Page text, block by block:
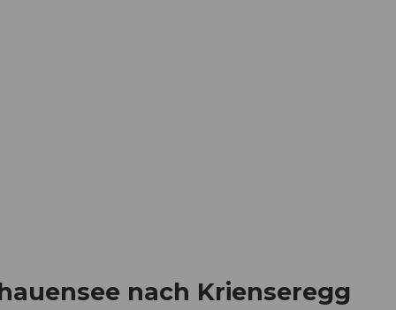
nach Krienseregg